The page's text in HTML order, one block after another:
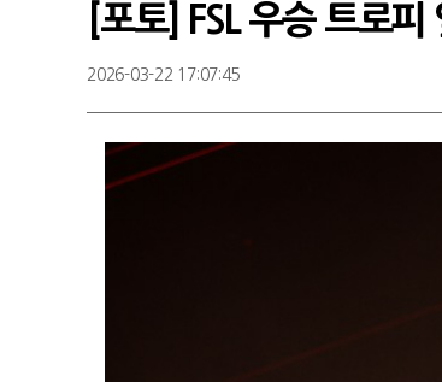
[포토] FSL 우승 트로
2026-03-22 17:07:45